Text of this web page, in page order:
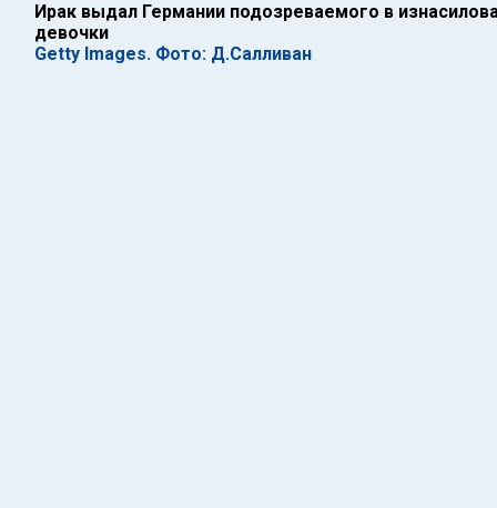
Ирак выдал Германии подозреваемого в
девочки
Getty Images. Фото: Д.Салливан